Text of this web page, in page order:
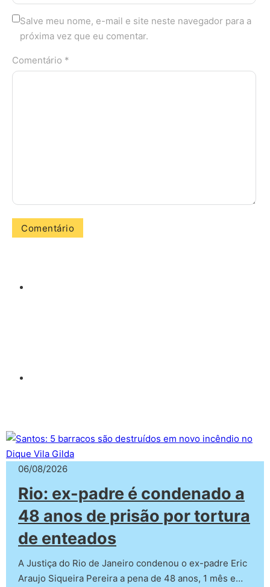
Salve meu nome, e-mail e site neste navegador para a
próxima vez que eu comentar.
Comentário *
06/08/2026
Rio: ex-padre é condenado a
48 anos de prisão por tortura
de enteados
A Justiça do Rio de Janeiro condenou o ex-padre Eric
Araujo Siqueira Pereira a pena de 48 anos, 1 mês e…